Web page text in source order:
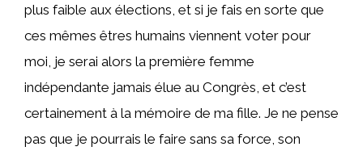
plus faible aux élections, et si je fais en sorte que
ces mêmes êtres humains viennent voter pour
moi, je serai alors la première femme
indépendante jamais élue au Congrès, et c’est
certainement à la mémoire de ma fille. Je ne pense
pas que je pourrais le faire sans sa force, son